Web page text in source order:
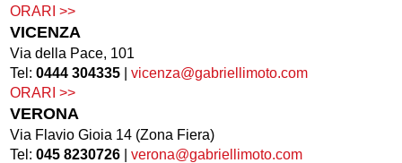
ORARI >>
VICENZA
Via della Pace, 101
Tel:0444 304335 |vicenza@gabriellimoto.com
ORARI >>
VERONA
Via Flavio Gioia 14 (Zona Fiera)
Tel:045 8230726 |verona@gabriellimoto.com